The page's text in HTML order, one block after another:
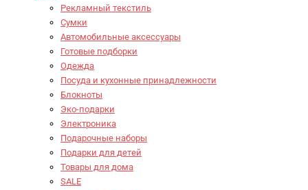
Рекламный текстиль
Сумки
Автомобильные аксессуары
Готовые подборки
Одежда
Посуда и кухонные принадлежности
Блокноты
Эко-подарки
Электроника
Подарочные наборы
Подарки для детей
Товары для дома
SALE